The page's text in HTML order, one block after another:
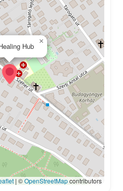
Hub
×
| ©OpenStreetMapcontributors